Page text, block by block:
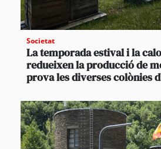
Societat
La temporada estival i la
redueixen la producció de
prova les diverses colònies